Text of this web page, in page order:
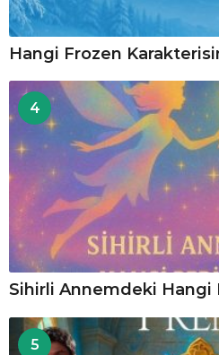
Hangi Frozen
4
Sihirli Annemdeki Hangi
5